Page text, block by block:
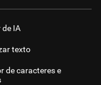
de IA
texto
de caracteres e